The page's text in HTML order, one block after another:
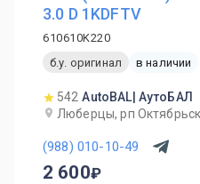
3.0 D 1KDFTV
610610K220
б.у. оригинал
в наличии
542 AutoBAL| АутоБАЛ
Люберцы, рп
(988) 010-10-49
2 600